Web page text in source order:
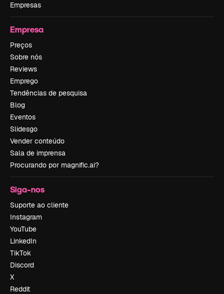
Empresas
Empresa
Preços
Sobre nós
Reviews
Emprego
Tendências de pesquisa
Blog
Eventos
Slidesgo
Vender conteúdo
Sala de imprensa
Procurando por magnific.ai?
Siga-nos
Suporte ao cliente
Instagram
YouTube
LinkedIn
TikTok
Discord
X
Reddit